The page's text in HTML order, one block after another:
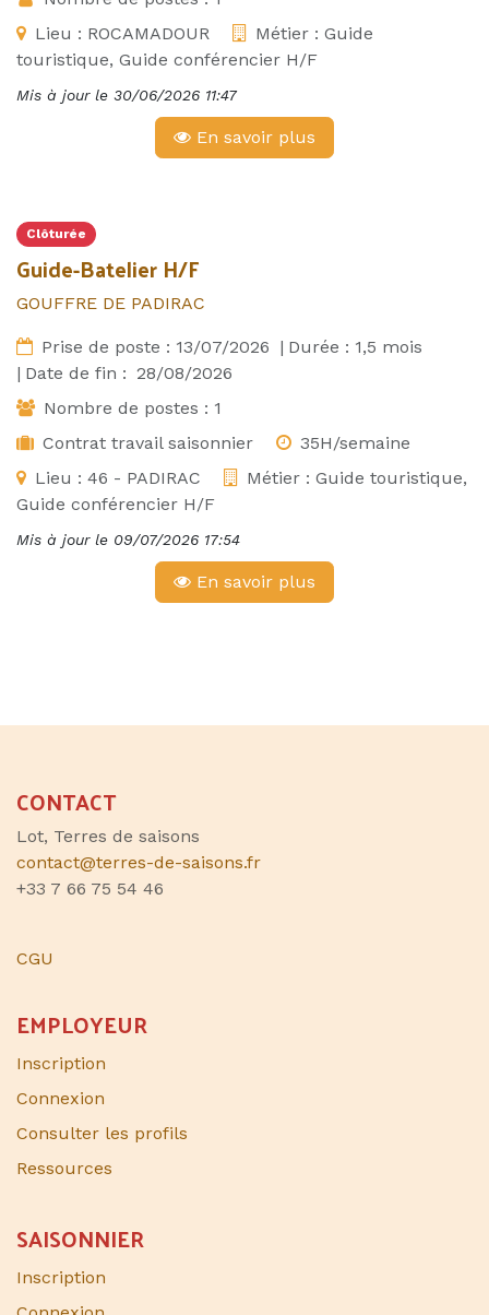
Lieu : ROCAMADOUR Métier : Guide
touristique, Guide conférencier H/F
Mis à jour le 30/06/2026 11:47
En savoir plus
Clôturée
Guide-Batelier H/F
GOUFFRE DE PADIRAC
Prise de poste : 13/07/2026 | Durée : 1,5 mois
| Date de fin : 28/08/2026
Nombre de postes : 1
Contrat travail saisonnier
35H/semaine
Lieu : 46 - PADIRAC Métier : Guide touristique,
Guide conférencier H/F
Mis à jour le 09/07/2026 17:54
En savoir plus
CONTACT
Lot, Terres de saisons
contact@terres-de-saisons.fr
+33 7 66 75 54 46
CGU
EMPLOYEUR
Inscription
Connexion
Consulter les profils
Ressources
SAISONNIER​
Inscription